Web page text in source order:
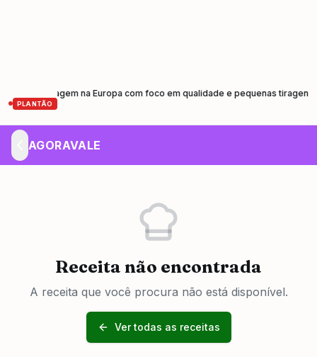
PLANTÃO
na Europa com foco em qualidade e pequenas tiragens
AGORAVALE
Receita não encontrada
A receita que você procura não está disponível.
Ver todas as receitas